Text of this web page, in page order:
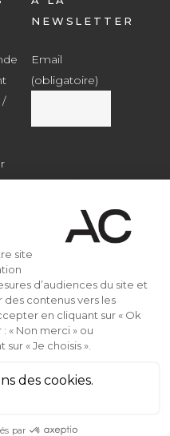
/
NEWSLETTER
Email
(obligatoire)